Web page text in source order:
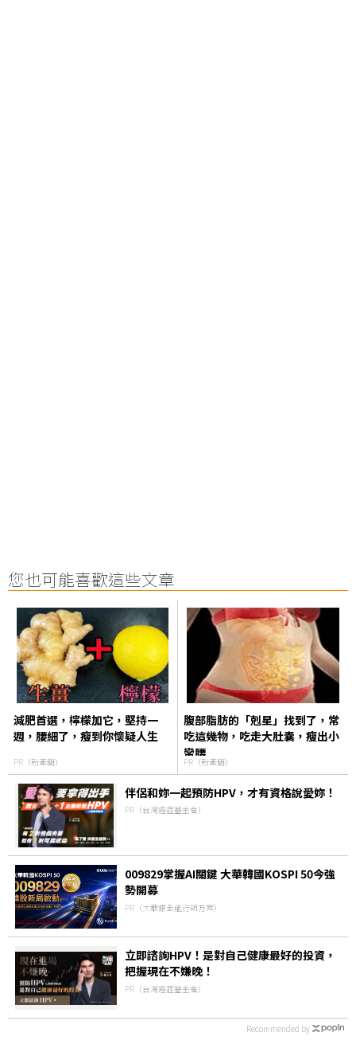
您也可能喜歡這些文章
減肥首選，檸檬加它，堅持一
週，腰細了，瘦到你懷疑人生
PR（新素簡）
腹部脂肪的「剋星」找到了，常
吃這幾物，吃走大肚囊，瘦出小
蠻腰
PR（新素簡）
伴侶和妳一起預防HPV，才有資格說愛妳！
PR（台灣癌症基金會）
009829掌握AI關鍵 大華韓國KOSPI 50今強
勢開募
PR（大華銀全能行銷方案）
立即諮詢HPV！是對自己健康最好的投資，
把握現在不嫌晚！
PR（台灣癌症基金會）
Recommended by